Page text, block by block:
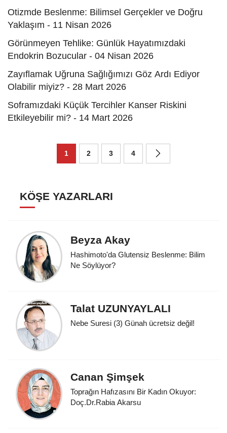
Otizmde Beslenme: Bilimsel Gerçekler ve Doğru
Yaklaşım - 11 Nisan 2026
Görünmeyen Tehlike: Günlük Hayatımızdaki
Endokrin Bozucular - 04 Nisan 2026
Zayıflamak Uğruna Sağlığımızı Göz Ardı Ediyor
Olabilir miyiz? - 28 Mart 2026
Soframızdaki Küçük Tercihler Kanser Riskini
Etkileyebilir mi? - 14 Mart 2026
1 2 3 4
KÖŞE YAZARLARI
Beyza Akay
Hashimoto'da Glutensiz Beslenme: Bilim
Ne Söylüyor?
Talat UZUNYAYLALI
Nebe Suresi (3) Günah ücretsiz değil!
Canan Şimşek
Toprağın Hafızasını Bir Kadın Okuyor:
Doç.Dr.Rabia Akarsu